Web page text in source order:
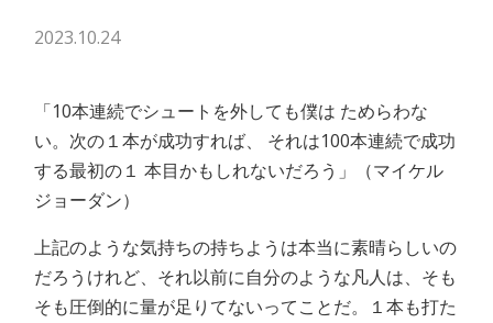
2023.10.24
「10本連続でシュートを外しても僕は ためらわな
い。次の１本が成功すれば、 それは100本連続で成功
する最初の１ 本目かもしれないだろう」（マイケル
ジョーダン）
上記のような気持ちの持ちようは本当に素晴らしいの
だろうけれど、それ以前に自分のような凡人は、そも
そも圧倒的に量が足りてないってことだ。１本も打た